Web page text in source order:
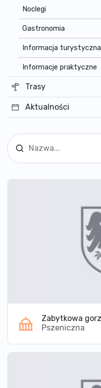
Pszeniczna
Noclegi
Gastronomia
Informacja turystyczna
Informacje praktyczne
Trasy
Aktualności